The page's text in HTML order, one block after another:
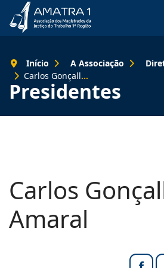
Presidentes
Início A Associação
Carlos Gonçallo Amaral
Carlos
Amaral